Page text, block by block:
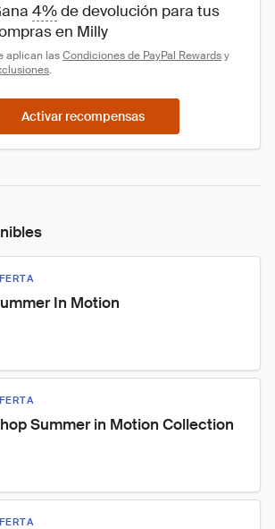
4% de devolución para tus
en Milly
aplican las Condiciones de PayPal Rewards y
.
Activar recompensas
In Motion
Summer in Motion Collection